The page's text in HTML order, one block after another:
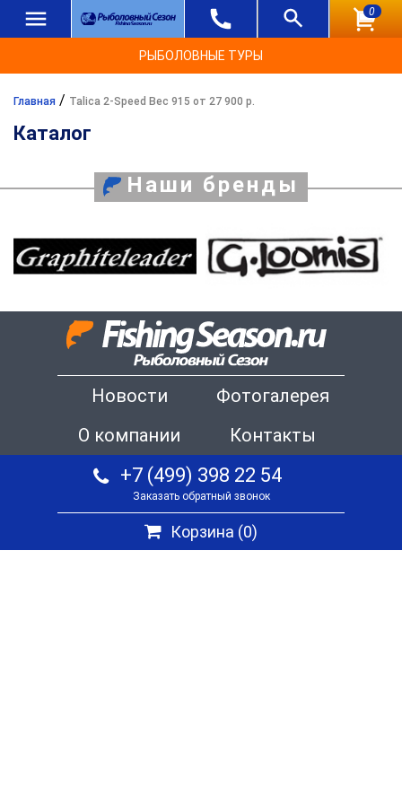
0
РЫБОЛОВНЫЕ ТУРЫ
Главная / Talica 2-Speed Вес 915 от 27 900 р.
Каталог
Наши бренды
Новости
Фотогалерея
О компании
Контакты
+7 (499) 398 22 54
Заказать обратный звонок
Корзина (0)